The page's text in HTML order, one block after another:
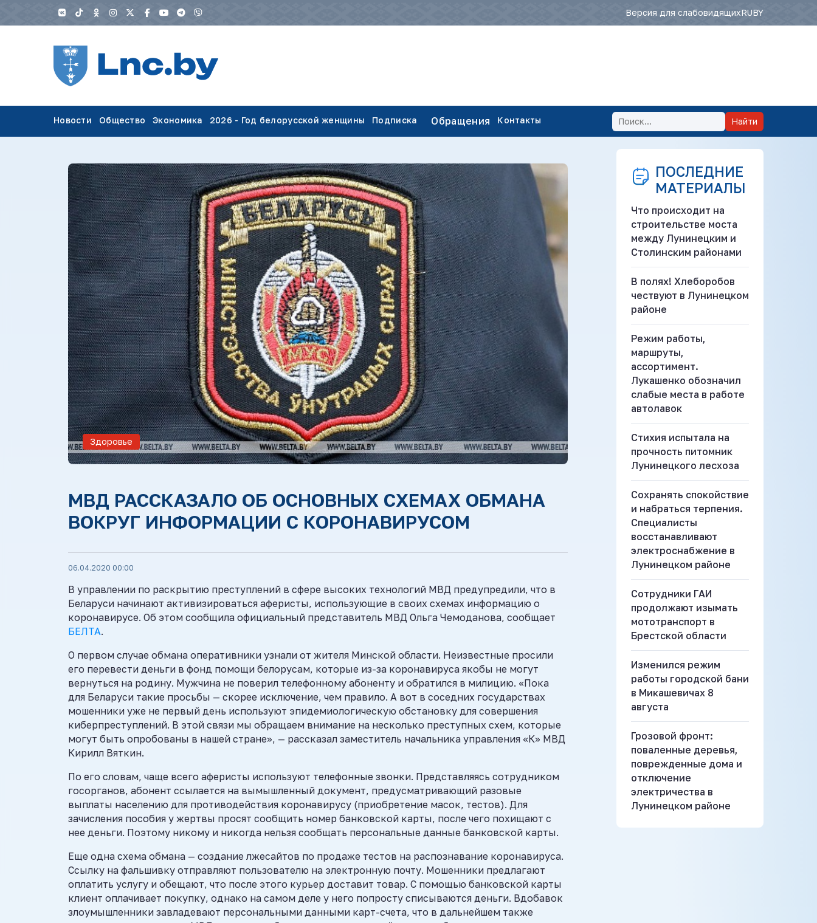
Версия для слабовидящихRUBY
Новости Общество Экономика 2026 - Год белорусской женщины Подписка Обращения Контакты Найти
Здоровье
МВД РАССКАЗАЛО ОБ ОСНОВНЫХ СХЕМАХ ОБМАНА
ВОКРУГ ИНФОРМАЦИИ С КОРОНАВИРУСОМ
06.04.2020 00:00
В управлении по раскрытию преступлений в сфере высоких технологий МВД предупредили, что в
Беларуси начинают активизироваться аферисты, использующие в своих схемах информацию о
коронавирусе. Об этом сообщила официальный представитель МВД Ольга Чемоданова, сообщает
БЕЛТА.
О первом случае обмана оперативники узнали от жителя Минской области. Неизвестные просили
его перевести деньги в фонд помощи белорусам, которые из-за коронавируса якобы не могут
вернуться на родину. Мужчина не поверил телефонному абоненту и обратился в милицию. «Пока
для Беларуси такие просьбы — скорее исключение, чем правило. А вот в соседних государствах
мошенники уже не первый день используют эпидемиологическую обстановку для совершения
киберпреступлений. В этой связи мы обращаем внимание на несколько преступных схем, которые
могут быть опробованы в нашей стране», — рассказал заместитель начальника управления «К» МВД
Кирилл Вяткин.
По его словам, чаще всего аферисты используют телефонные звонки. Представляясь сотрудником
госорганов, абонент ссылается на вымышленный документ, предусматривающий разовые
выплаты населению для противодействия коронавирусу (приобретение масок, тестов). Для
зачисления пособия у жертвы просят сообщить номер банковской карты, после чего похищают с
нее деньги. Поэтому никому и никогда нельзя сообщать персональные данные банковской карты.
Еще одна схема обмана — создание лжесайтов по продаже тестов на распознавание коронавируса.
Ссылку на фальшивку отправляют пользователю на электронную почту. Мошенники предлагают
оплатить услугу и обещают, что после этого курьер доставит товар. С помощью банковской карты
клиент оплачивает покупку, однако на самом деле у него попросту списываются деньги. Вдобавок
злоумышленники завладевают персональными данными карт-счета, что в дальнейшем также
ПОСЛЕДНИЕ
МАТЕРИАЛЫ
Что происходит на
строительстве моста
между Лунинецким и
Столинским районами
В полях! Хлеборобов
чествуют в Лунинецком
районе
Режим работы,
маршруты,
ассортимент.
Лукашенко обозначил
слабые места в работе
автолавок
Стихия испытала на
прочность питомник
Лунинецкого лесхоза
Сохранять спокойствие
и набраться терпения.
Специалисты
восстанавливают
электроснабжение в
Лунинецком районе
Сотрудники ГАИ
продолжают изымать
мототранспорт в
Брестской области
Изменился режим
работы городской бани
в Микашевичах 8
августа
Грозовой фронт:
поваленные деревья,
поврежденные дома и
отключение
электричества в
Лунинецком районе